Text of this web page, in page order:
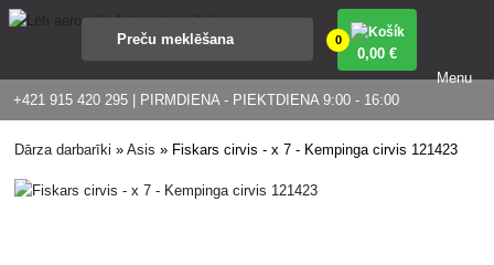
+421 915 420 295 | PIRMDIENA - PIEKTDIENA 9:00 - 16:00
0
0,00 €
Menu
Dārza darbarīki »Asis » Fiskars cirvis - x 7 - Kempinga cirvis 121423